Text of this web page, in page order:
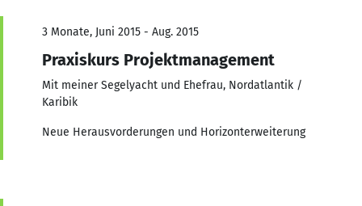
3 Monate, Juni 2015 - Aug. 2015
Praxiskurs Projektmanagement
Mit meiner Segelyacht und Ehefrau, Nordatlantik /
Karibik
Neue Herausvorderungen und Horizonterweiterung